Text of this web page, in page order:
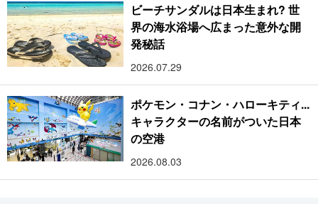
ビーチサンダルは日本生まれ? 世
界の海水浴場へ広まった意外な開
発秘話
2026.07.29
ポケモン・コナン・ハローキティ...
キャラクターの名前がついた日本
の空港
2026.08.03